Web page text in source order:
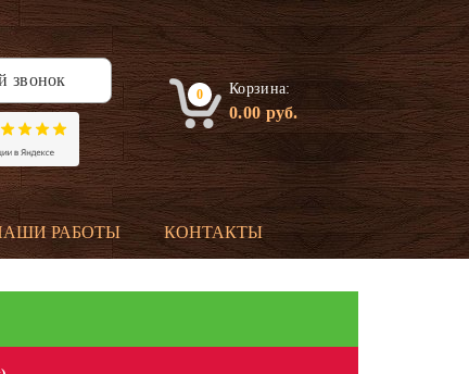
звонок
0 Корзина:
0.00руб.
РАБОТЫ КОНТАКТЫ